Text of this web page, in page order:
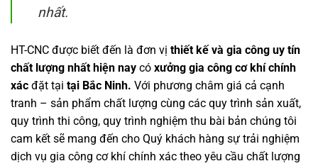
nhất.
HT-CNC được biết đến là đơn vị thiết kế và gia công uy tín
chất lượng nhất hiện nay có xưởng gia công cơ khí chính
xác đặt tại tại Bắc Ninh. Với phương châm giá cả cạnh
tranh – sản phẩm chất lượng cùng các quy trình sản xuất,
quy trình thi công, quy trình nghiệm thu bài bản chúng tôi
cam kết sẽ mang đến cho Quý khách hàng sự trải nghiệm
dịch vụ gia công cơ khí chính xác theo yêu cầu chất lượng